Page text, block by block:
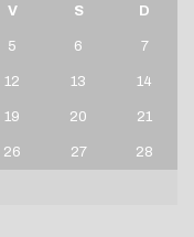
V S D
5 6 7
12 13 14
19 20 21
26 27 28